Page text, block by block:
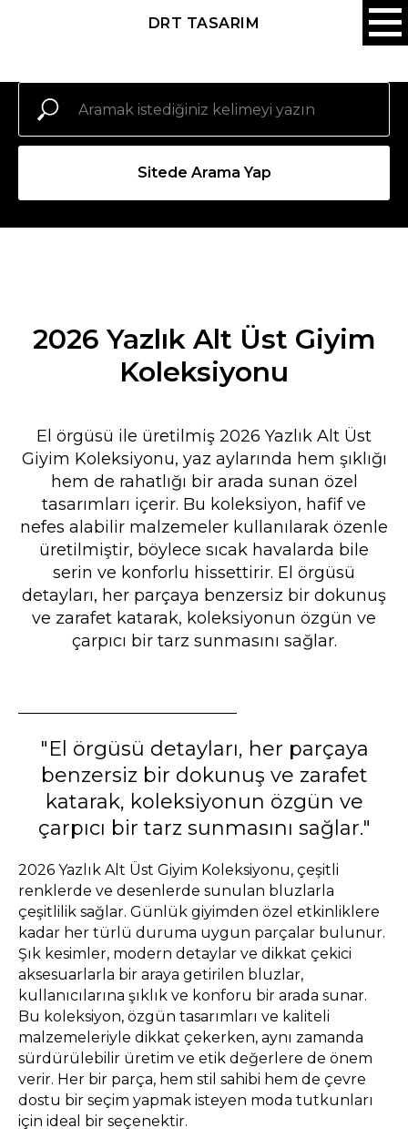
DRT TASARIM
Sitede Arama Yap
2026 Yazlık Alt Üst Giyim
Koleksiyonu
El örgüsü ile üretilmiş 2026 Yazlık Alt Üst
Giyim Koleksiyonu, yaz aylarında hem şıklığı
hem de rahatlığı bir arada sunan özel
tasarımları içerir. Bu koleksiyon, hafif ve
nefes alabilir malzemeler kullanılarak özenle
üretilmiştir, böylece sıcak havalarda bile
serin ve konforlu hissettirir. El örgüsü
detayları, her parçaya benzersiz bir dokunuş
ve zarafet katarak, koleksiyonun özgün ve
çarpıcı bir tarz sunmasını sağlar.
"El örgüsü detayları, her parçaya
benzersiz bir dokunuş ve zarafet
katarak, koleksiyonun özgün ve
çarpıcı bir tarz sunmasını sağlar."
2026 Yazlık Alt Üst Giyim Koleksiyonu, çeşitli
renklerde ve desenlerde sunulan bluzlarla
çeşitlilik sağlar. Günlük giyimden özel etkinliklere
kadar her türlü duruma uygun parçalar bulunur.
Şık kesimler, modern detaylar ve dikkat çekici
aksesuarlarla bir araya getirilen bluzlar,
kullanıcılarına şıklık ve konforu bir arada sunar.
Bu koleksiyon, özgün tasarımları ve kaliteli
malzemeleriyle dikkat çekerken, aynı zamanda
sürdürülebilir üretim ve etik değerlere de önem
verir. Her bir parça, hem stil sahibi hem de çevre
dostu bir seçim yapmak isteyen moda tutkunları
için ideal bir seçenektir.